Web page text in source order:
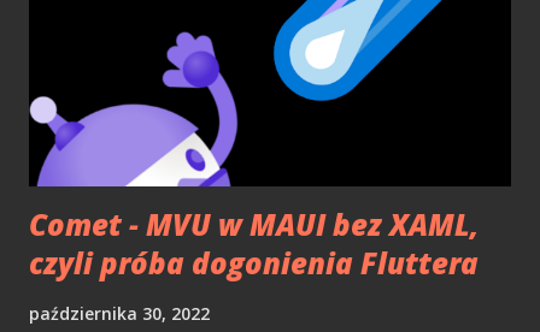
zaprezentować jq, dla niewtajemniczonych (są jeszcze
tacy?:)). Czym jest jq? Można powiedzieć, iż jest to
biblioteka do Java Script (dalej js), która, pomaga w
obsłudze js i drzew DOM. Jednakże robi to w tak finezyjny
sposób, iż po pewnym czasie korzystania z niej,
dochodzimy do wniosku, i...
Comet - MVU w MAUI bez XAML,
czyli próba dogonienia Fluttera
października 30, 2022